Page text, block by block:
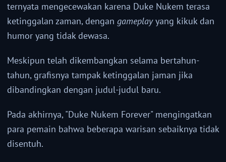
ternyata mengecewakan karena Duke Nukem terasa
ketinggalan zaman, dengan gameplayyang kikuk dan
humor yang tidak dewasa.
Meskipun telah dikembangkan selama bertahun-
tahun, grafisnya tampak ketinggalan jaman jika
dibandingkan dengan judul-judul baru.
Pada akhirnya, "Duke Nukem Forever" mengingatkan
para pemain bahwa beberapa warisan sebaiknya tidak
disentuh.